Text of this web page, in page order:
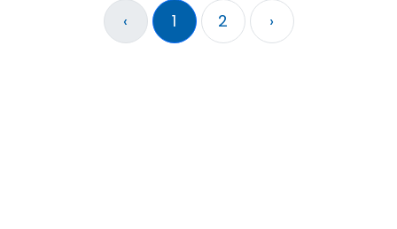
‹ 1 2 ›